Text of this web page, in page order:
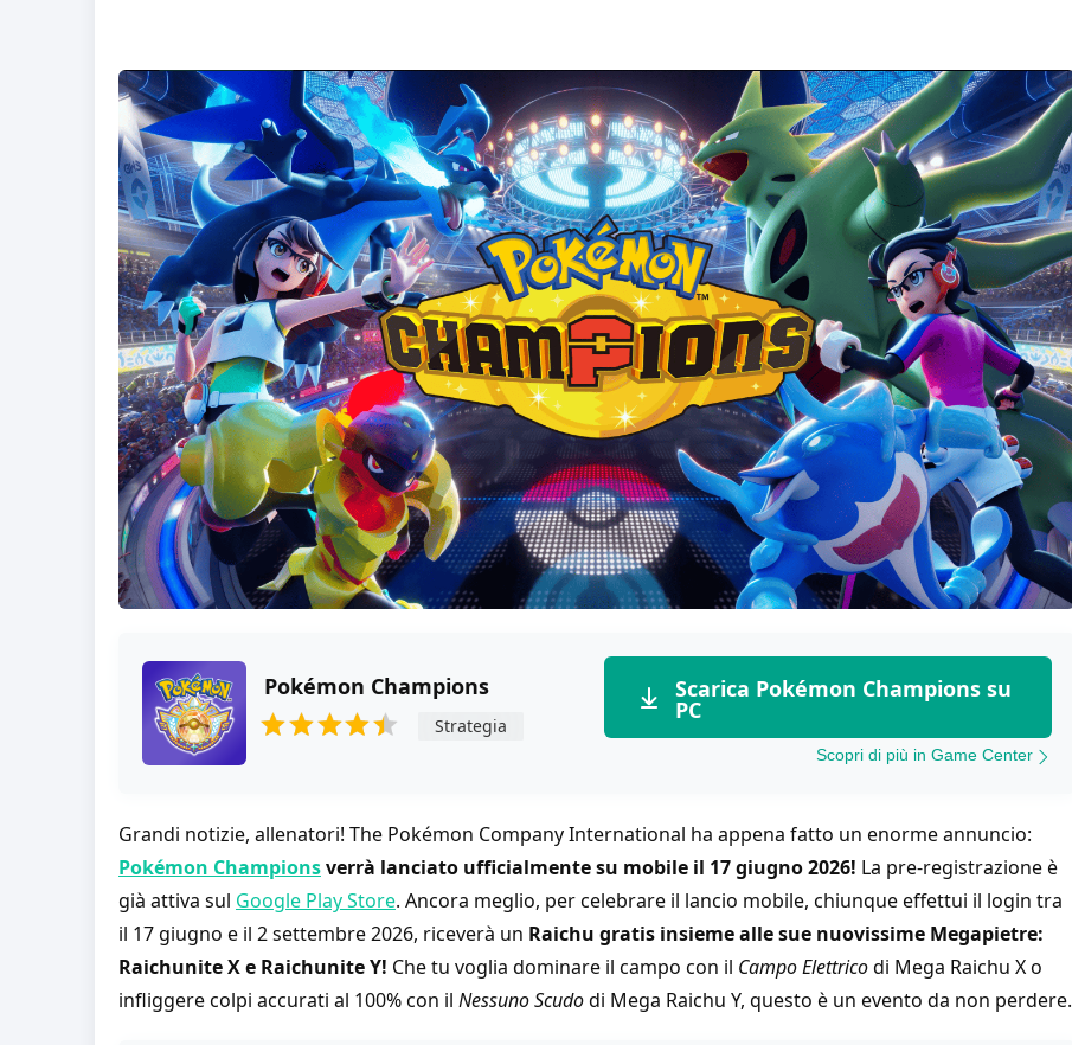
Pokémon Champions
Strategia
Scarica Pokémon Champions su
PC
Scopri di più in Game Center
Grandi notizie, allenatori! The Pokémon Company International ha appena fatto un enorme annuncio:
Pokémon Championsverrà lanciato ufficialmente su mobile il 17 giugno 2026! La pre-registrazione è
già attiva sul Google Play Store. Ancora meglio, per celebrare il lancio mobile, chiunque effettui il login tra
il 17 giugno e il 2 settembre 2026, riceverà un Raichu gratis insieme alle sue nuovissime Megapietre:
Raichunite X e Raichunite Y! Che tu voglia dominare il campo con il Campo Elettricodi Mega Raichu X o
infliggere colpi accurati al 100% con il Nessuno Scudodi Mega Raichu Y, questo è un evento da non perdere.